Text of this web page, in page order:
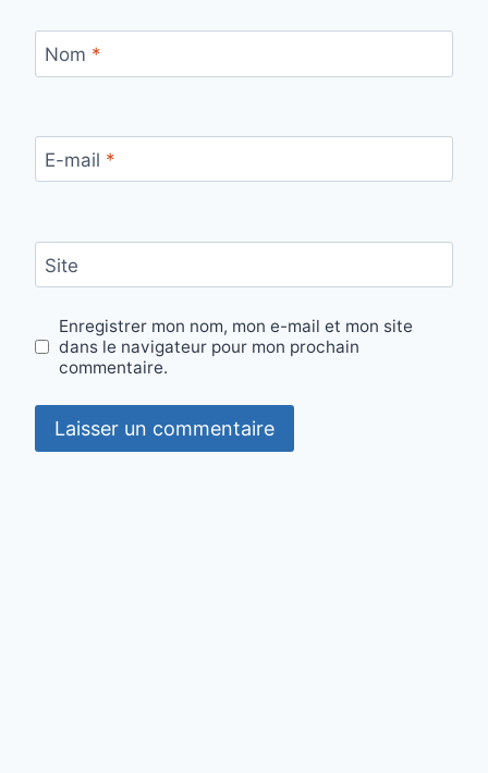
Nom *
E-mail *
Site
Enregistrer mon nom, mon e-mail et mon site
dans le navigateur pour mon prochain
commentaire.